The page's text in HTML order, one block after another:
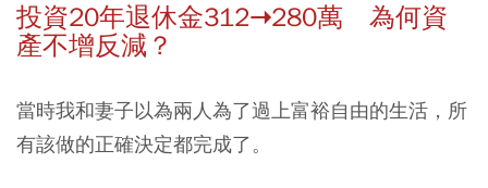
投資20年退休金312➝280萬 為何資
產不增反減？
當時我和妻子以為兩人為了過上富裕自由的生活，所
有該做的正確決定都完成了。